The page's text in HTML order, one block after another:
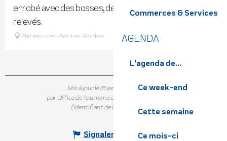
Commerces & Services
AGENDA
L'agenda de...
Ce week-end
Cette semaine
Ce mois-ci
enrobé avec des bosses, des tables et des virages
relevés.
Plateau-des-Petites-Roches
Mis à jour le 18 janvier 2026 à 17:02
par Office de Tourisme de Belledonne Chartreuse
(Identifiant de l'offre :
Signaler une erreur